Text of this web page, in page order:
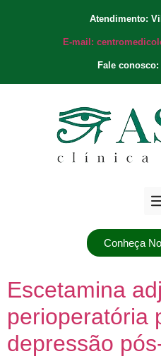
Atendimento:
E-mail:
Fale conosco:
Conheça
Escetamina
perioperatória
depressão